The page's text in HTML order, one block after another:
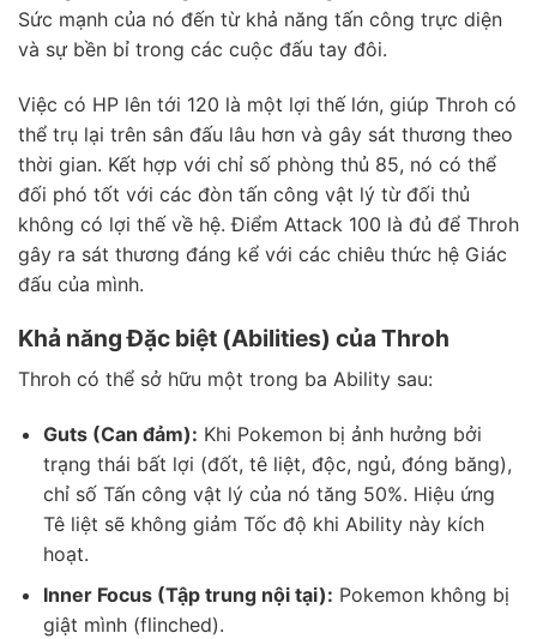
Sức mạnh của nó đến từ khả năng tấn công trực diện
và sự bền bỉ trong các cuộc đấu tay đôi.
Việc có HP lên tới 120 là một lợi thế lớn, giúp Throh có
thể trụ lại trên sân đấu lâu hơn và gây sát thương theo
thời gian. Kết hợp với chỉ số phòng thủ 85, nó có thể
đối phó tốt với các đòn tấn công vật lý từ đối thủ
không có lợi thế về hệ. Điểm Attack 100 là đủ để Throh
gây ra sát thương đáng kể với các chiêu thức hệ Giác
đấu của mình.
Khả năng Đặc biệt (Abilities) của Throh
Throh có thể sở hữu một trong ba Ability sau:
Guts (Can đảm): Khi Pokemon bị ảnh hưởng bởi
trạng thái bất lợi (đốt, tê liệt, độc, ngủ, đóng băng),
chỉ số Tấn công vật lý của nó tăng 50%. Hiệu ứng
Tê liệt sẽ không giảm Tốc độ khi Ability này kích
hoạt.
Inner Focus (Tập trung nội tại): Pokemon không bị
giật mình (flinched).